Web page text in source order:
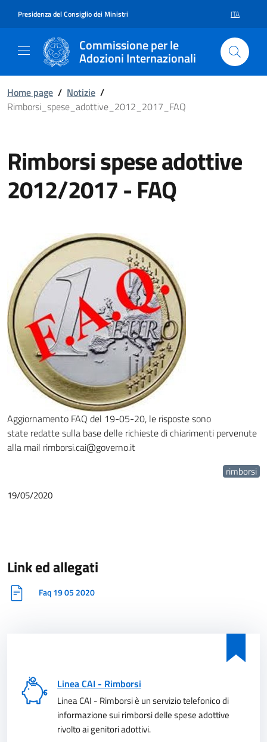
Presidenza del Consiglio dei Ministri ITA
Commissione per le
Adozioni Internazionali
Home page / Notizie /
Rimborsi_spese_adottive_2012_2017_FAQ
Rimborsi spese adottive
2012/2017 - FAQ
Aggiornamento FAQ del 19-05-20, le risposte sono
state redatte sulla base delle richieste di chiarimenti pervenute
alla mail rimborsi.cai@governo.it
rimborsi
19/05/2020
Link ed allegati
Faq 19 05 2020
Linea CAI - Rimborsi
Linea CAI - Rimborsi è un servizio telefonico di
informazione sui rimborsi delle spese adottive
rivolto ai genitori adottivi.